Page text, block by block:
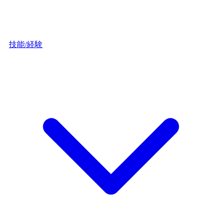
技能/経験